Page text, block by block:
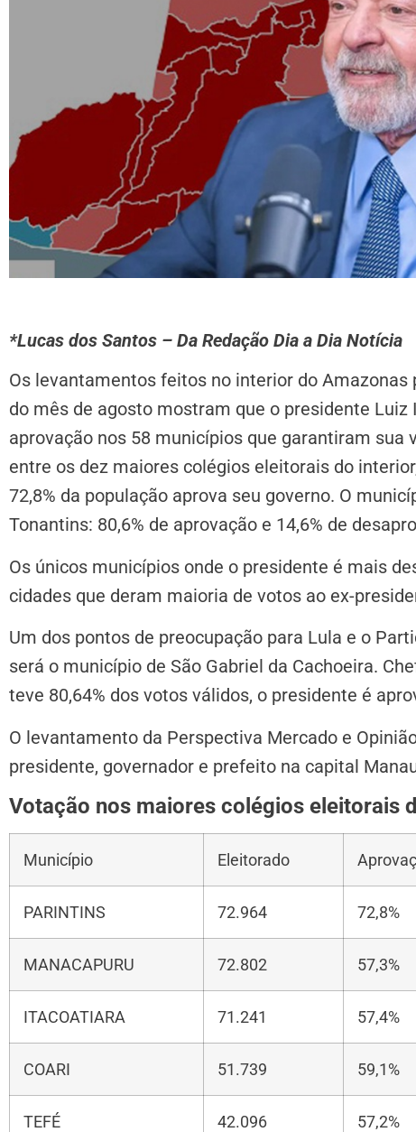
*Lucas dos Santos – Da Redação Dia a Dia Notícia
Os levantamentos feitos no interior do
do mês de agosto mostram que o presidente
aprovação nos 58 municípios que garantiram
entre os dez maiores colégios eleitorais do
72,8% da população aprova seu governo. O
Tonantins: 80,6% de aprovação e 14,6% de
Os únicos municípios onde o presidente é mais
cidades que deram maioria de votos ao ex-
Um dos pontos de preocupação para Lula e o
será o município de São Gabriel da Cachoeira.
teve 80,64% dos votos válidos, o presidente é
O levantamento da Perspectiva Mercado e
presidente, governador e prefeito na capital
Votação nos maiores colégios eleitorais
Município Eleitorado
PARINTINS 72.964 72,8%
MANACAPURU 72.802 57,3%
ITACOATIARA 71.241 57,4%
COARI 51.739 59,1%
TEFÉ 42.096 57,2%